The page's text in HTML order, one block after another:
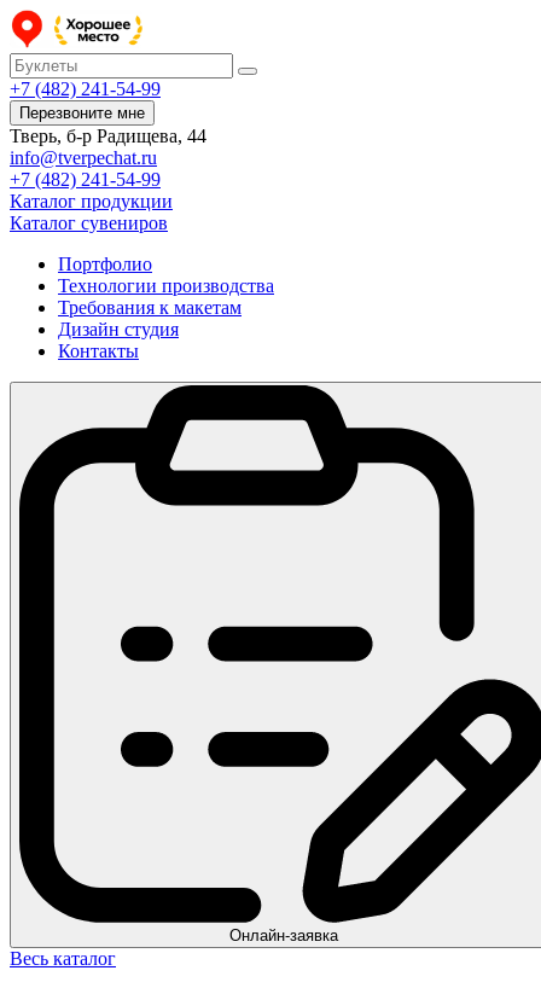
+7 (482) 241-54-99
Перезвоните мне
Тверь, б-р Радищева, 44
info@tverpechat.ru
+7 (482) 241-54-99
Каталог продукции
Каталог сувениров
Портфолио
Технологии производства
Требования к макетам
Дизайн студия
Контакты
Онлайн-заявка
Весь каталог